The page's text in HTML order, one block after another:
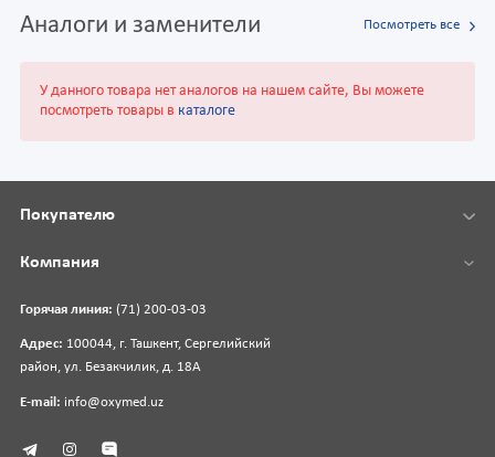
Аналоги и заменители Посмотреть все
У данного товара нет аналогов на нашем сайте, Вы можете
посмотреть товары в каталоге
Горячая линия: (71) 200-03-03
Адрес: 100044, г. Ташкент, Сергелийский
район, ул. Безакчилик, д. 18А
E-mail: info@oxymed.uz
Покупателю
Компания